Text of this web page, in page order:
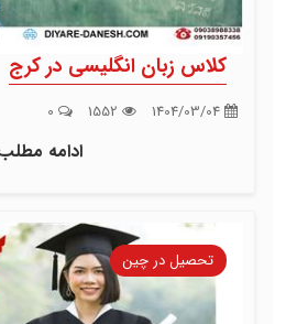
کلاس زبان انگلیسی در کرج
ادامه
تحصیل در چین